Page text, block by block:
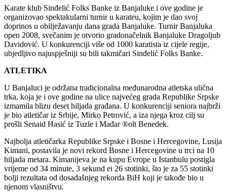
Karate klub Sinđelić Folks Banke iz Banjaluke i ove godine je
organizovao spektakularni turnir u karateu, kojim je dao svoj
doprinos u obilježavanju dana grada Banjaluke. Turnir Banjaluka
open 2008, svečanim je otvorio gradonačelnik Banjaluke Dragoljub
Davidović. U konkurenciji više od 1000 karatista iz cijele regije,
ubjedljivo najuspješniji su bili takmičari Sinđelić Folks Banke.
ATLETIKA
U Banjaluci je održana tradicionalna međunarodna atletska ulična
trka, koja je i ove godine na ulice najvećeg grada Republike Srpske
izmamila blizu deset hiljada građana. U konkurenciji seniora najbrži
je bio atletičar iz Srbije, Mirko Petrović, a iza njega kroz cilj su
prošli Senaid Hasić iz Tuzle i Mađar ®olt Benedek.
Najbolja atletičarka Republike Srpske i Bosne i Hercegovine, Lusija
Kimani, postavila je novi rekord Bosne i Hercegovine u trci na 10
hiljada metara. Kimanijeva je na kupu Evrope u Istanbulu postigla
vrijeme od 34 minute, 3 sekund ei 26 stotinki, što je za 55 stotinki
bolji rezultata od dosadašnjeg rekorda BiH koji je takođe bio u
njenom vlasništvu.